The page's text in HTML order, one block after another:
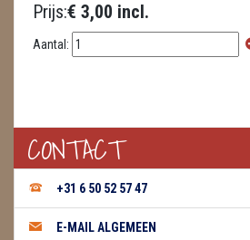
Prijs:€ 3,00 incl.
Aantal:
CONTACT
+31 6 50 52 57 47
E-MAIL ALGEMEEN